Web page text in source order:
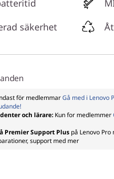
säkerhet
för medlemmarGå med i Lenovo
och lärare: Kun for medlemmer
Premier Support Plus på Lenovo Pro
support med mer